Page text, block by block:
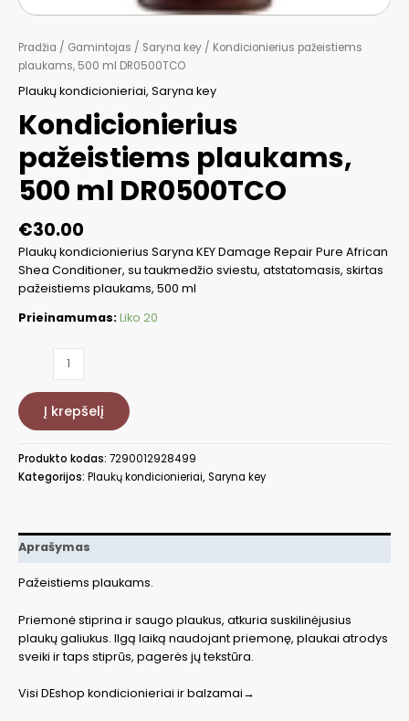
Pradžia / Gamintojas / Saryna key / Kondicionierius pažeistiems
plaukams, 500 ml DR0500TCO
Plaukų kondicionieriai, Saryna key
Kondicionierius
pažeistiems plaukams,
500 ml DR0500TCO
€30.00
Plaukų kondicionierius Saryna KEY Damage Repair Pure African
Shea Conditioner, su taukmedžio sviestu, atstatomasis, skirtas
pažeistiems plaukams, 500 ml
Prieinamumas:Liko 20
produkto
Kondicionierius
pažeistiems
plaukams,
ml
DR0500TCO
Į krepšelį
Produkto kodas: 7290012928499
Kategorijos: Plaukų kondicionieriai,Saryna key
Aprašymas
Pažeistiems plaukams.
Priemonė stiprina ir saugo plaukus, atkuria suskilinėjusius
plaukų galiukus. Ilgą laiką naudojant priemonę, plaukai atrodys
sveiki ir taps stiprūs, pagerės jų tekstūra.
Visi DEshop kondicionieriai ir balzamai→